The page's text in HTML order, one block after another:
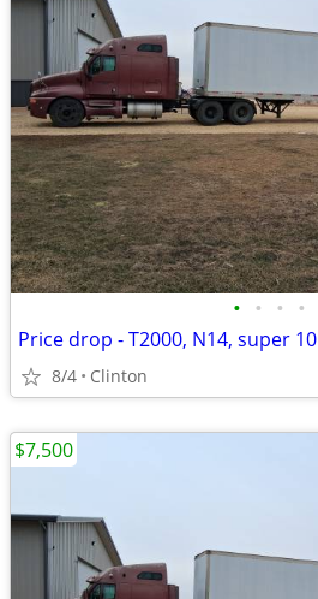
• • • •
Price drop - T2000, N14, super 10
8/4 Clinton
$7,500